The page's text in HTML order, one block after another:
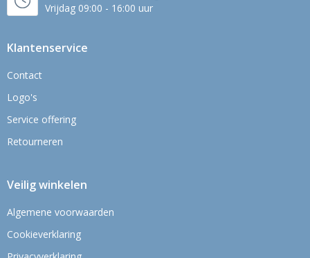
Vrijdag 09:00 - 16:00 uur
Klantenservice
Contact
Logo's
Service offering
Retourneren
Veilig winkelen
Algemene voorwaarden
Cookieverklaring